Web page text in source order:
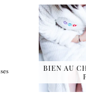
BIEN AU